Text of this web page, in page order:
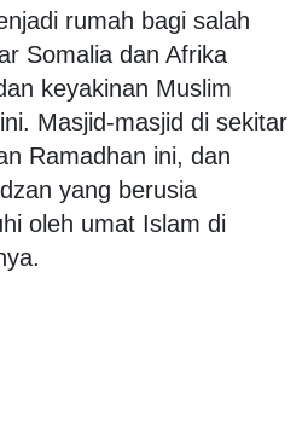
rumah bagi salah
Somalia dan Afrika
keyakinan Muslim
Masjid-masjid di sekitar
Ramadhan ini, dan
yang berusia
oleh umat Islam di